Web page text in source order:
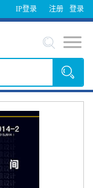
IP登录 登录
注册